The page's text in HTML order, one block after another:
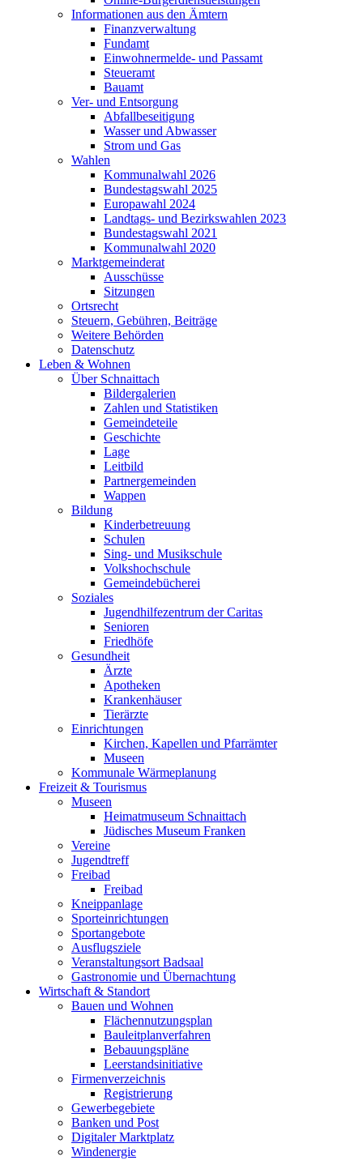
Informationen aus den Ämtern
Finanzverwaltung
Fundamt
Einwohnermelde- und Passamt
Steueramt
Bauamt
Ver- und Entsorgung
Abfallbeseitigung
Wasser und Abwasser
Strom und Gas
Wahlen
Kommunalwahl 2026
Bundestagswahl 2025
Europawahl 2024
Landtags- und Bezirkswahlen 2023
Bundestagswahl 2021
Kommunalwahl 2020
Marktgemeinderat
Ausschüsse
Sitzungen
Ortsrecht
Steuern, Gebühren, Beiträge
Weitere Behörden
Datenschutz
Leben & Wohnen
Über Schnaittach
Bildergalerien
Zahlen und Statistiken
Gemeindeteile
Geschichte
Lage
Leitbild
Partnergemeinden
Wappen
Bildung
Kinderbetreuung
Schulen
Sing- und Musikschule
Volkshochschule
Gemeindebücherei
Soziales
Jugendhilfezentrum der Caritas
Senioren
Friedhöfe
Gesundheit
Ärzte
Apotheken
Krankenhäuser
Tierärzte
Einrichtungen
Kirchen, Kapellen und Pfarrämter
Museen
Kommunale Wärmeplanung
Freizeit & Tourismus
Museen
Heimatmuseum Schnaittach
Jüdisches Museum Franken
Vereine
Jugendtreff
Freibad
Freibad
Kneippanlage
Sporteinrichtungen
Sportangebote
Ausflugsziele
Veranstaltungsort Badsaal
Gastronomie und Übernachtung
Wirtschaft & Standort
Bauen und Wohnen
Flächennutzungsplan
Bauleitplanverfahren
Bebauungspläne
Leerstandsinitiative
Firmenverzeichnis
Registrierung
Gewerbegebiete
Banken und Post
Digitaler Marktplatz
Windenergie